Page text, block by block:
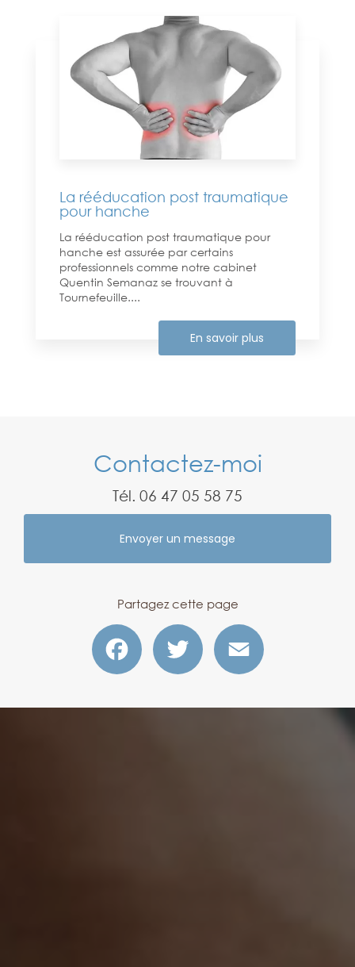
La rééducation post traumatique
pour hanche
La rééducation post traumatique pour
hanche est assurée par certains
professionnels comme notre cabinet
Quentin Semanaz se trouvant à
Tournefeuille....
En savoir plus
Contactez-moi
Tél. 06 47 05 58 75
Envoyer un message
Partagez cette page
Facebook Twitter